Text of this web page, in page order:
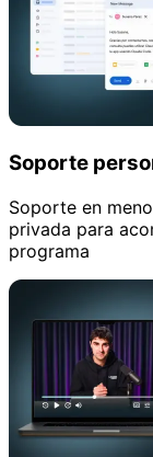
Soporte
Soporte en
privada para
programa